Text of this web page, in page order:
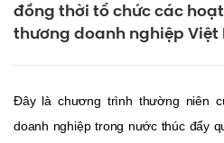
đồng thời tổ chức các
thương doanh nghiệp Việt
Đây là chương trình thường niên
doanh nghiệp trong nước thúc đẩy